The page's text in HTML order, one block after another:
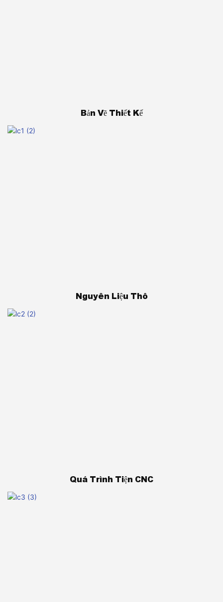
Bản Vẽ Thiết Kế
Nguyên Liệu Thô
Quá Trình Tiện CNC